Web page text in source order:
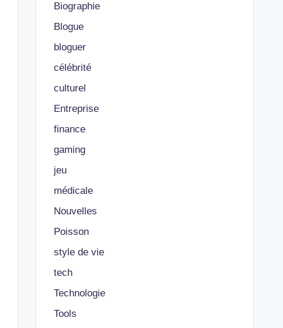
Biographie
Blogue
bloguer
célébrité
culturel
Entreprise
finance
gaming
jeu
médicale
Nouvelles
Poisson
style de vie
tech
Technologie
Tools